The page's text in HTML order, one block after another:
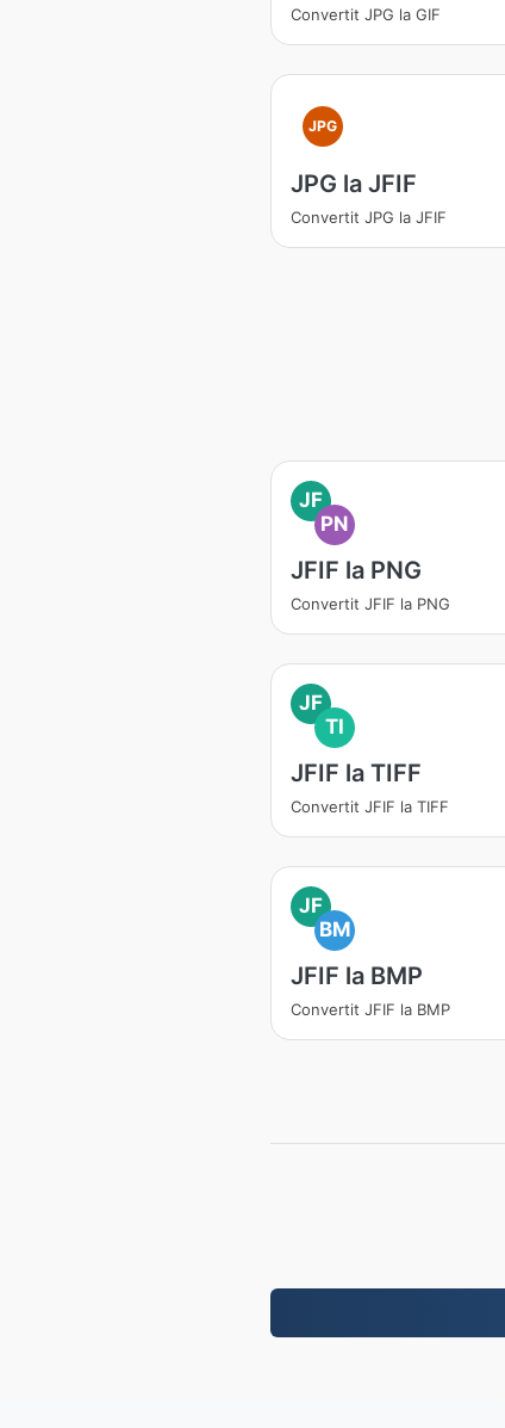
Convertit JPG la GIF
JPG
JPG la JFIF
Convertit JPG la JFIF
JF
PN
JFIF la PNG
Convertit JFIF la PNG
JF
TI
JFIF la TIFF
Convertit JFIF la TIFF
JF
BM
JFIF la BMP
Convertit JFIF la BMP